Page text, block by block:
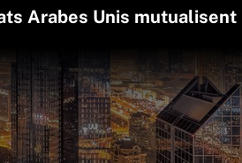
Arabes Unis mutualisent